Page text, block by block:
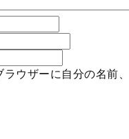
ウザーに自分の名前